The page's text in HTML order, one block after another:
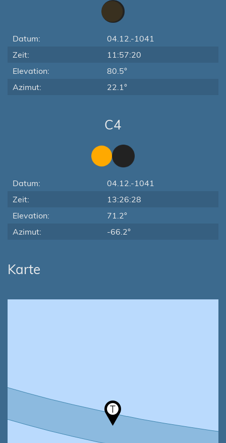
Datum:
04.12.-1041
Zeit:
11:57:20
Elevation:
80.5°
Azimut:
22.1°
C4
Datum:
04.12.-1041
Zeit:
13:26:28
Elevation:
71.2°
Azimut:
-66.2°
Karte